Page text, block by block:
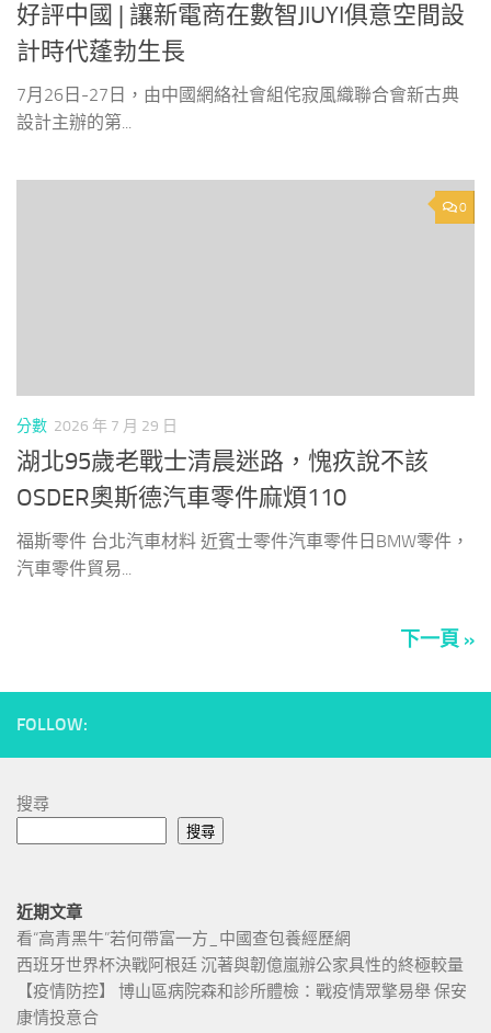
好評中國 | 讓新電商在數智JIUYI俱意空間設
計時代蓬勃生長
7月26日-27日，由中國網絡社會組侘寂風織聯合會新古典
設計主辦的第...
0
分數 2026 年 7 月 29 日
湖北95歲老戰士清晨迷路，愧疚說不該
OSDER奧斯德汽車零件麻煩110
福斯零件 台北汽車材料 近賓士零件汽車零件日BMW零件，
汽車零件貿易...
下一頁 »
FOLLOW:
搜尋
搜尋
近期文章
看“高青黑牛”若何帶富一方_中國查包養經歷網
西班牙世界杯決戰阿根廷 沉著與韌億嵐辦公家具性的終極較量
【疫情防控】 博山區病院森和診所體檢：戰疫情眾擎易舉 保安
康情投意合